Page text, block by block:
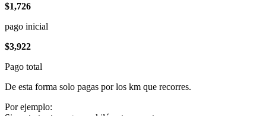
$1,726
pago inicial
$3,922
Pago total
De esta forma solo pagas por los km que recorres.
Por ejemplo: